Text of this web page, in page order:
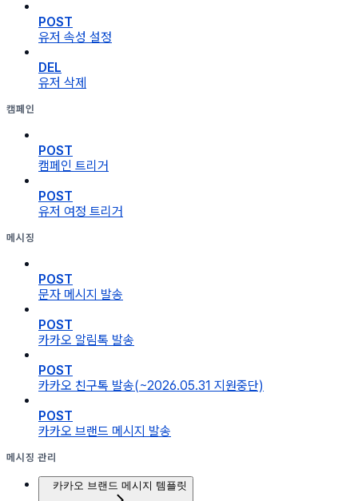
POST
유저 속성 설정
DEL
유저 삭제
캠페인
POST
캠페인 트리거
POST
유저 여정 트리거
메시징
POST
문자 메시지 발송
POST
카카오 알림톡 발송
POST
카카오 친구톡 발송(~2026.05.31 지원중단)
POST
카카오 브랜드 메시지 발송
메시징 관리
카카오 브랜드 메시지 템플릿